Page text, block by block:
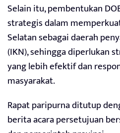
Selain itu, pembentukan
strategis dalam
Selatan sebagai daerah
(IKN), sehingga diperlukan
yang lebih efektif dan
masyarakat.
Rapat paripurna ditutup
berita acara persetujuan